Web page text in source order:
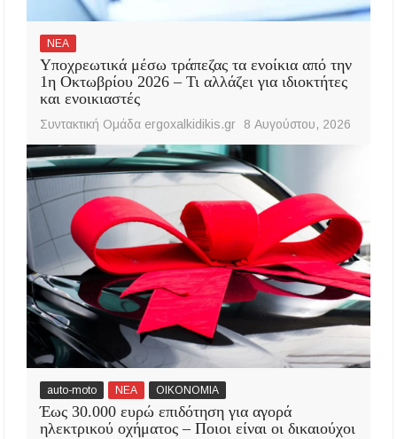
ΝΕΑ
Υποχρεωτικά μέσω τράπεζας τα ενοίκια από την
1η Οκτωβρίου 2026 – Τι αλλάζει για ιδιοκτήτες
και ενοικιαστές
Συντακτική Ομάδα ergoxalkidikis.gr 8 Αυγούστου, 2026
auto-moto ΝΕΑ ΟΙΚΟΝΟΜΙΑ
Έως 30.000 ευρώ επιδότηση για αγορά
ηλεκτρικού οχήματος – Ποιοι είναι οι δικαιούχοι